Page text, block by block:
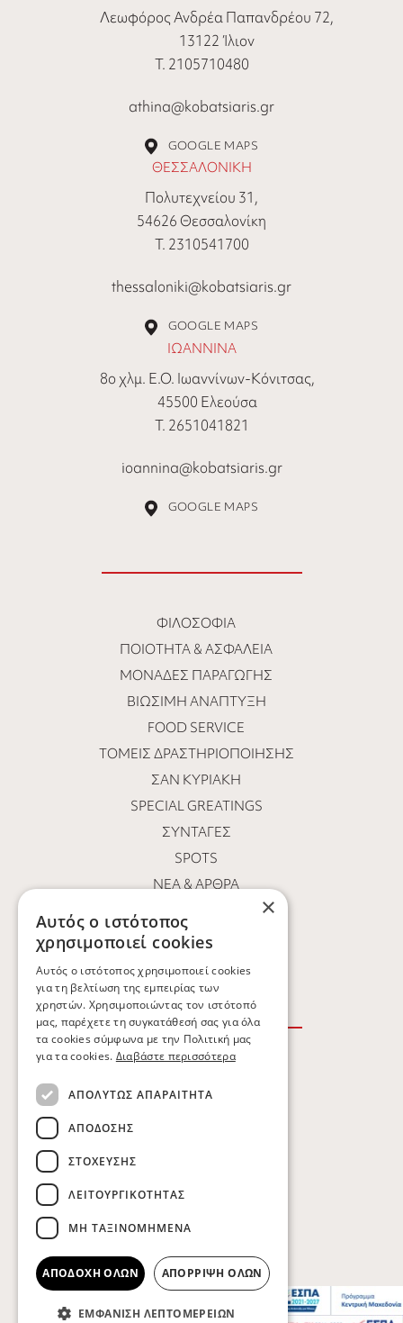
Λεωφόρος Ανδρέα Παπανδρέου 72,
13122 Ίλιον
Τ. 2105710480
athina@kobatsiaris.gr
GOOGLE MAPS
ΘΕΣΣΑΛΟΝΙΚΗ
Πολυτεχνείου 31,
54626 Θεσσαλονίκη
Τ. 2310541700
thessaloniki@kobatsiaris.gr
GOOGLE MAPS
ΙΩΑΝΝΙΝΑ
8ο χλμ. Ε.Ο. Ιωαννίνων-Κόνιτσας,
45500 Ελεούσα
Τ. 2651041821
ioannina@kobatsiaris.gr
GOOGLE MAPS
ΦΙΛΟΣΟΦΊΑ
ΠΟΙΌΤΗΤΑ & ΑΣΦΆΛΕΙΑ
ΜΟΝΆΔΕΣ ΠΑΡΑΓΩΓΉΣ
ΒΙΏΣΙΜΗ ΑΝΆΠΤΥΞΗ
FOOD SERVICE
ΤΟΜΕΊΣ ΔΡΑΣΤΗΡΙΟΠΟΊΗΣΗΣ
ΣΑΝ ΚΥΡΙΑΚΉ
SPECIAL GREATINGS
ΣΥΝΤΑΓΈΣ
SPOTS
ΝΕΑ & ΑΡΘΡΑ
ΟΙ ΆΝΘΡΩΠΟΙ ΜΑΣ
ΕΥΚΑΙΡΊΕΣ ΚΑΡΙΈΡΑΣ
ΕΠΙΚΟΙΝΩΝΙΑ
ΠΟΛΙΤΙΚΗ ΑΠΟΡΡΗΤΟΥ
ΠΟΛΙΤΙΚΗ COOKIES
Copyright © Kobatsiaris 2026
×
Αυτός ο ιστότοπος
χρησιμοποιεί cookies
Αυτός ο ιστότοπος χρησιμοποιεί cookies
για τη βελτίωση της εμπειρίας των
χρηστών. Χρησιμοποιώντας τον ιστότοπό
μας, παρέχετε τη συγκατάθεσή σας για όλα
τα cookies σύμφωνα με την Πολιτική μας
για τα cookies. Διαβάστε περισσότερα
ΑΠΟΛΎΤΩΣ ΑΠΑΡΑΊΤΗΤΑ
ΑΠΌΔΟΣΗΣ
ΣΤΌΧΕΥΣΗΣ
ΛΕΙΤΟΥΡΓΙΚΌΤΗΤΑΣ
ΜΗ ΤΑΞΙΝΟΜΗΜΈΝΑ
ΑΠΟΔΟΧΉ ΌΛΩΝ ΑΠΌΡΡΙΨΗ ΌΛΩΝ
ΕΜΦΆΝΙΣΗ ΛΕΠΤΟΜΕΡΕΙΏΝ